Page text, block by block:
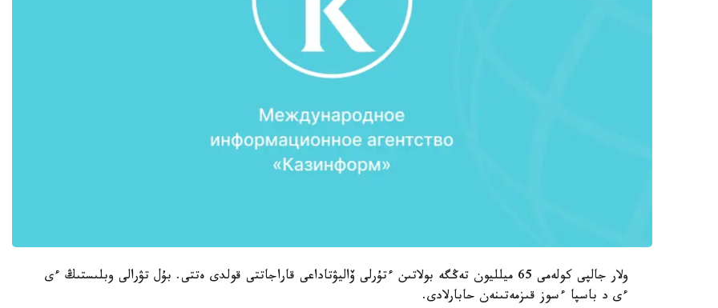
ولار جالپى كولەمى 65 ميلليون تەڭگە بولاتىن ءتۇرلى ۆاليۋتاداعى قاراجاتتى قولدى ەتتى. بۇل تۋرالى وبلىستىڭ ءى
ءى د باسپا ءسوز قىزمەتىنەن حابارلادى.